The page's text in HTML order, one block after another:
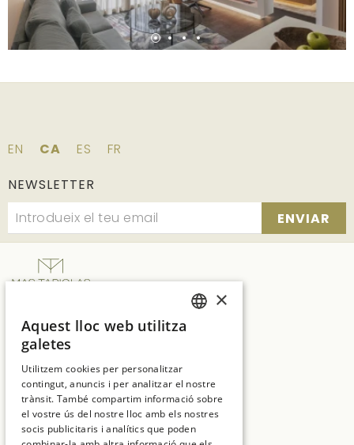
EN CA ES
FR
NEWSLETTER
ENVIAR
Ctra. C65 Km.7, vecindario de Solius, s/n
17246 Girona
+34 972 837 017
hotelmt@salleshotels.com
CATALAN
FRENCH
×
Aquest lloc web utilitza
galetes
Utilitzem cookies per personalitzar
contingut, anuncis i per analitzar el nostre
trànsit. També compartim informació sobre
el vostre ús del nostre lloc amb els nostres
socis publicitaris i analítics que poden